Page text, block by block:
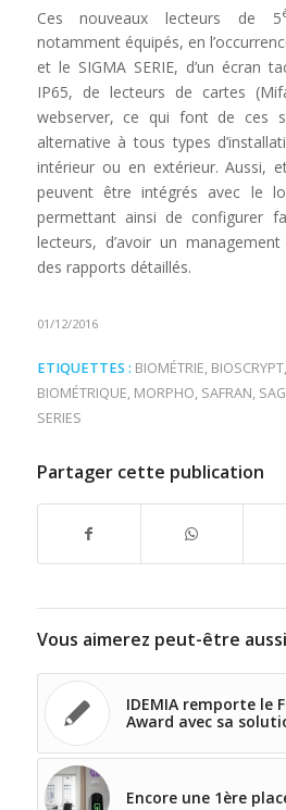
Ces nouveaux lecteurs de 5
notamment équipés, en
et le SIGMA SERIE, d’un écran
IP65, de lecteurs de cartes
webserver, ce qui font de ces
alternative à tous types
intérieur ou en extérieur. Aussi,
peuvent être intégrés avec le
permettant ainsi de configurer
lecteurs, d’avoir un
des rapports détaillés.
01/12/2016
ETIQUETTES : BIOMÉTRIE, BIOSCRYPT,
BIOMÉTRIQUE, MORPHO, SAFRAN,
SERIES
Partager cette publication
Vous aimerez peut-être aussi
IDEMIA remporte le
Award avec sa
Encore une 1ère